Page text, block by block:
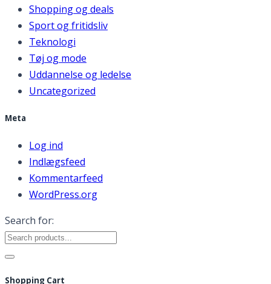
Shopping og deals
Sport og fritidsliv
Teknologi
Tøj og mode
Uddannelse og ledelse
Uncategorized
Meta
Log ind
Indlægsfeed
Kommentarfeed
WordPress.org
Search for:
Shopping Cart